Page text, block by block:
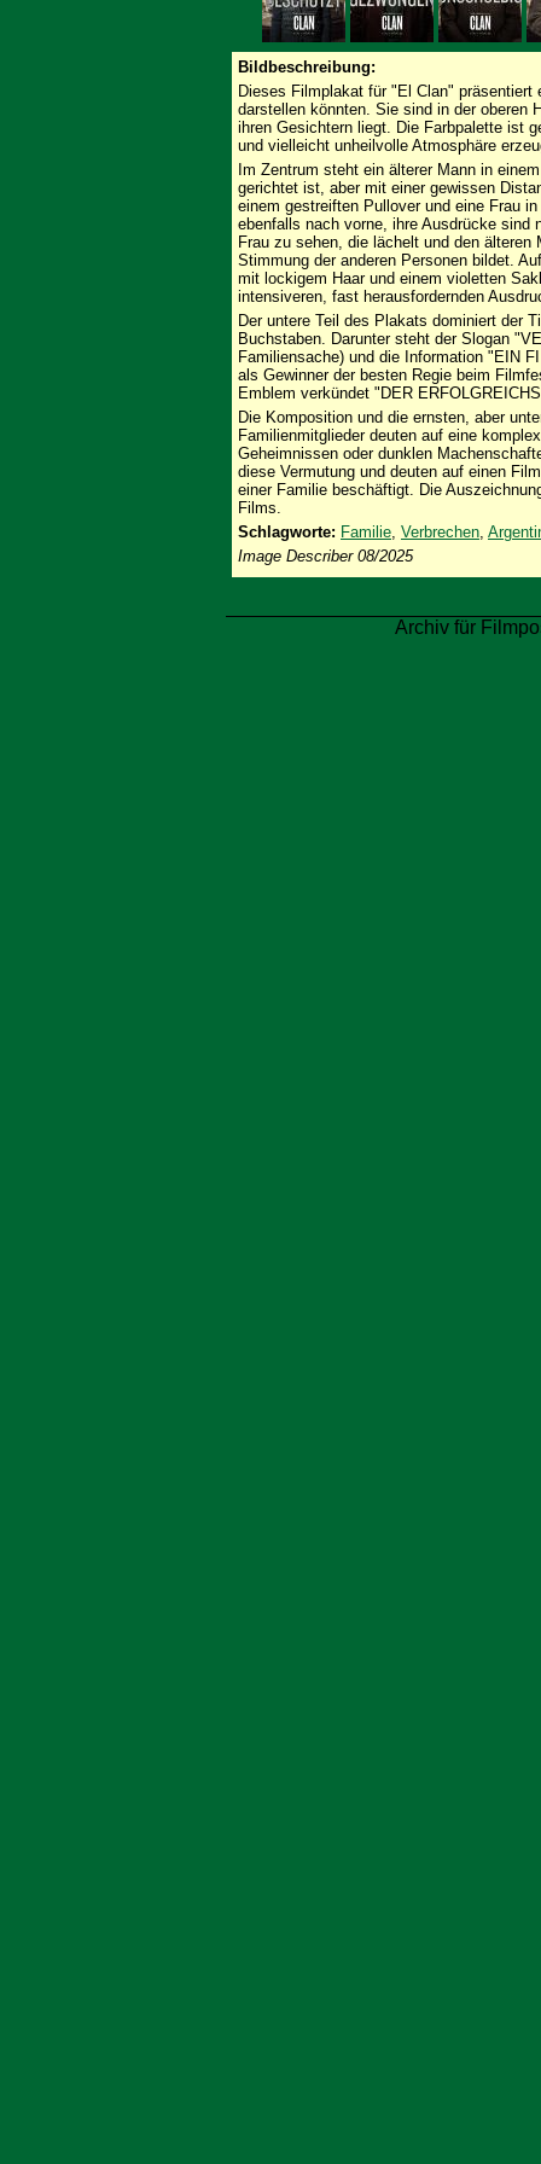
Bildbeschreibung:
Dieses Filmplakat für "El Clan"
darstellen könnten. Sie sind in der oberen
ihren Gesichtern liegt. Die Farbpalette ist
und vielleicht unheilvolle Atmosphäre
Im Zentrum steht ein älterer Mann in
gerichtet ist, aber mit einer gewissen
einem gestreiften Pullover und eine Frau
ebenfalls nach vorne, ihre Ausdrücke sind
Frau zu sehen, die lächelt und den
Stimmung der anderen Personen bildet.
mit lockigem Haar und einem violetten
intensiveren, fast herausfordernden
Der untere Teil des Plakats dominiert der
Buchstaben. Darunter steht der Slogan
Familiensache) und die Information "EIN
als Gewinner der besten Regie beim
Emblem verkündet "DER
Die Komposition und die ernsten, aber
Familienmitglieder deuten auf eine
Geheimnissen oder dunklen
diese Vermutung und deuten auf einen
einer Familie beschäftigt. Die
Films.
Schlagworte: Familie, Verbrechen,
Image Describer 08/2025
Archiv für